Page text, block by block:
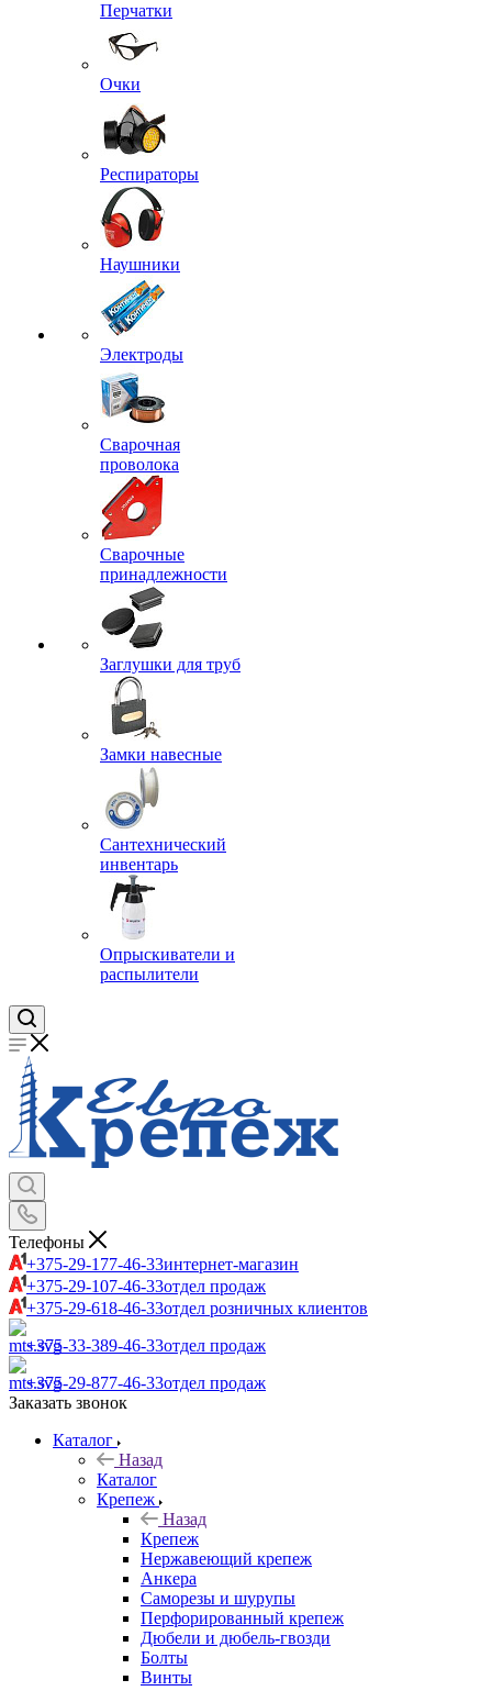
Перчатки
Очки
Респираторы
Наушники
Электроды
Сварочная
проволока
Сварочные
принадлежности
Заглушки для труб
Замки навесные
Сантехнический
инвентарь
Опрыскиватели и
распылители
Телефоны
+375-29-177-46-33интернет-магазин
+375-29-107-46-33отдел продаж
+375-29-618-46-33отдел розничных клиентов
+375-33-389-46-33отдел продаж
+375-29-877-46-33отдел продаж
Заказать звонок
Каталог
Назад
Каталог
Крепеж
Назад
Крепеж
Нержавеющий крепеж
Анкера
Саморезы и шурупы
Перфорированный крепеж
Дюбели и дюбель-гвозди
Болты
Винты